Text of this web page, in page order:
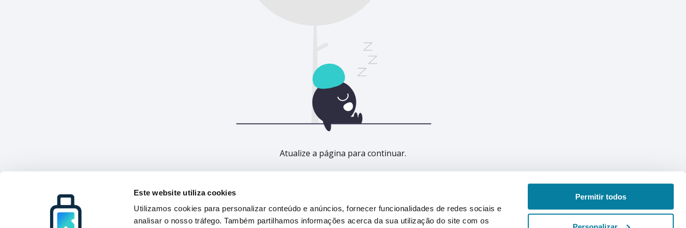
Este website utiliza cookies
Utilizamos cookies para personalizar conteúdo e anúncios, fornecer funcionalidades de redes sociais e
analisar o nosso tráfego. Também partilhamos informações acerca da sua utilização do site com os
Permitir todos
Atualize a página para continuar.